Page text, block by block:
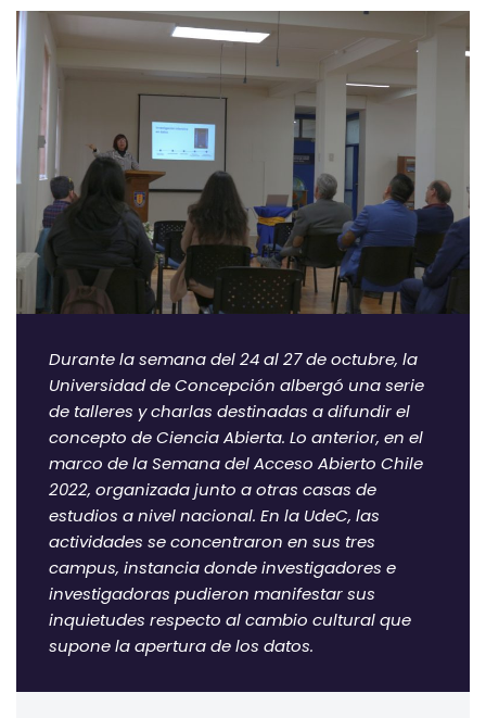
Durante la semana del 24 al 27 de octubre, la
Universidad de Concepción albergó una serie
de talleres y charlas destinadas a difundir el
concepto de Ciencia Abierta. Lo anterior, en el
marco de la Semana del Acceso Abierto Chile
2022, organizada junto a otras casas de
estudios a nivel nacional. En la UdeC, las
actividades se concentraron en sus tres
campus, instancia donde investigadores e
investigadoras pudieron manifestar sus
inquietudes respecto al cambio cultural que
supone la apertura de los datos.